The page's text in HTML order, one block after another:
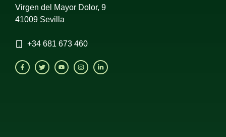
Virgen del Mayor Dolor, 9
41009 Sevilla
+34 681 673 460